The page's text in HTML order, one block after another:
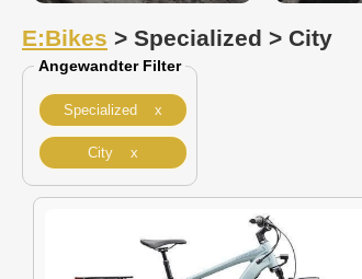
E:Bikes > Specialized > City
Angewandter Filter
Specialized x
City x